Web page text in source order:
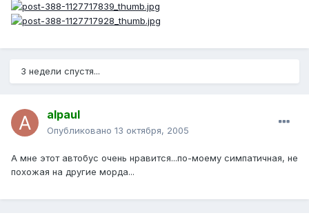
3 недели спустя...
alpaul
Опубликовано 13 октября, 2005
А мне этот автобус очень нравится...по-моему симпатичная, не
похожая на другие морда...